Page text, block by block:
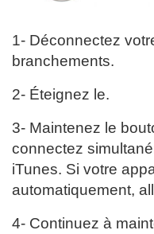
1- Déconnectez
branchements.
2- Éteignez le.
3- Maintenez le
connectez
iTunes. Si votre
automatiquement,
4- Continuez à